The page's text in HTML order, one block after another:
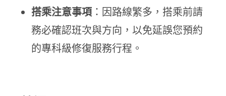
搭乘注意事項 ：因路線繁多，搭乘前請
務必確認班次與方向，以免延誤您預約
的專科級修復服務行程。